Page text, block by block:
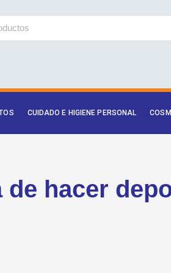
CUIDADO E HIGIENE PERSONAL
hacer